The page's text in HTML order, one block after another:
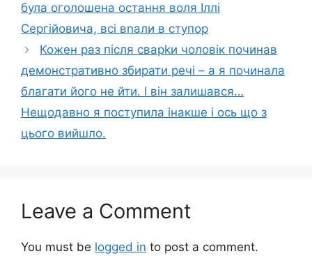
була оголошена остання воля Іллі
Сергійовича, всі вnали в ступор
Кожен раз після сварkи чоловік починав
демонстративно збирати речі – а я починала
благати його не йти. І він залишався…
Нещодавно я поступила інакше і ось що з
цього вийшло.
Leave a Comment
You must be logged in to post a comment.